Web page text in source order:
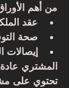
من أهم
عقد
صحة
إيصالات
المشتري
تحتوي على